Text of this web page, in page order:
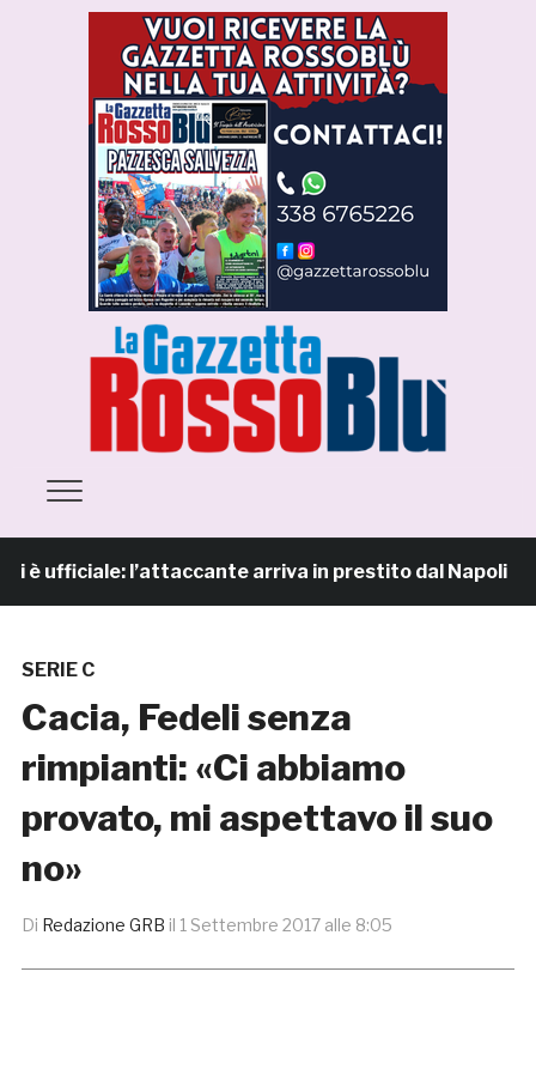
ufficiale: l’attaccante arriva in prestito dal Napoli
SERIE C
Cacia, Fedeli senza
rimpianti: «Ci abbiamo
provato, mi aspettavo il suo
no»
Di Redazione GRB il 1 Settembre 2017 alle 8:05